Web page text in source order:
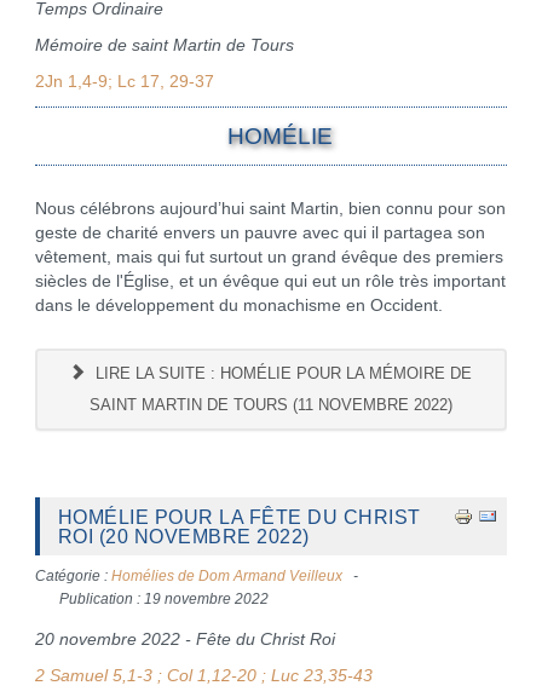
Temps Ordinaire
Mémoire de saint Martin de Tours
2Jn 1,4-9; Lc 17, 29-37
HOMÉLIE
Nous célébrons aujourd’hui saint Martin, bien connu pour son
geste de charité envers un pauvre avec qui il partagea son
vêtement, mais qui fut surtout un grand évêque des premiers
siècles de l'Église, et un évêque qui eut un rôle très important
dans le développement du monachisme en Occident.
LIRE LA SUITE : HOMÉLIE POUR LA MÉMOIRE DE
SAINT MARTIN DE TOURS (11 NOVEMBRE 2022)
HOMÉLIE POUR LA FÊTE DU CHRIST
ROI (20 NOVEMBRE 2022)
Catégorie : Homélies de Dom Armand Veilleux
Publication : 19 novembre 2022
20 novembre 2022 - Fête du Christ Roi
2 Samuel 5,1-3 ; Col 1,12-20 ; Luc 23,35-43